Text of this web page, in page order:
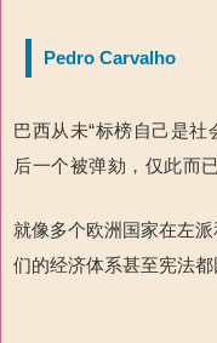
Pedro Carvalho
巴西从未“标榜自己是
后一个被弹劾，仅此而已
就像多个欧洲国家在左
们的经济体系甚至宪法都